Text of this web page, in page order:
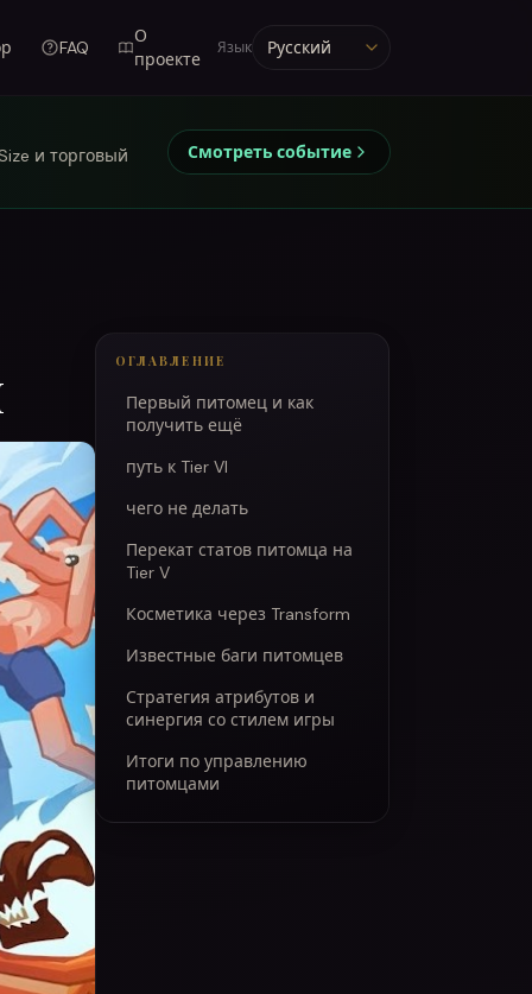
FAQ
О
проекте
ЯзыкЯзык
и торговый Смотреть событие
ОГЛАВЛЕНИЕ
Первый питомец и как
получить ещё
путь к Tier VI
чего не делать
Перекат статов питомца на
Tier V
Косметика через Transform
Известные баги питомцев
Стратегия атрибутов и
синергия со стилем игры
Итоги по управлению
питомцами